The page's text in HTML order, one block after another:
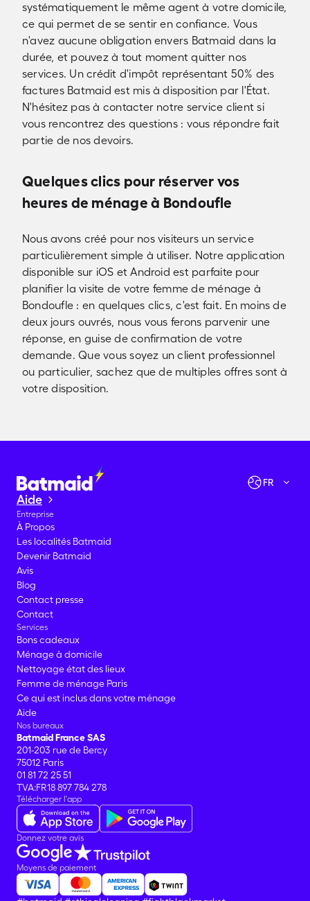
systématiquement le même agent à votre domicile,
ce qui permet de se sentir en confiance. Vous
n'avez aucune obligation envers Batmaid dans la
durée, et pouvez à tout moment quitter nos
services. Un crédit d'impôt représentant 50% des
factures Batmaid est mis à disposition par l'État.
N'hésitez pas à contacter notre service client si
vous rencontrez des questions : vous répondre fait
partie de nos devoirs.
Quelques clics pour réserver vos
heures de ménage à Bondoufle
Nous avons créé pour nos visiteurs un service
particulièrement simple à utiliser. Notre application
disponible sur iOS et Android est parfaite pour
planifier la visite de votre femme de ménage à
Bondoufle : en quelques clics, c'est fait. En moins de
deux jours ouvrés, nous vous ferons parvenir une
réponse, en guise de confirmation de votre
demande. Que vous soyez un client professionnel
ou particulier, sachez que de multiples offres sont à
votre disposition.
FR
Aide
Entreprise
À Propos
Les localités Batmaid
Devenir Batmaid
Avis
Blog
Contact presse
Contact
Services
Bons cadeaux
Ménage à domicile
Nettoyage état des lieux
Femme de ménage Paris
Ce qui est inclus dans votre ménage
Aide
Nos bureaux
Batmaid France SAS
201-203 rue de Bercy
75012 Paris
01 81 72 25 51
TVA:FR18 897 784 278
Télécharger l'app
Donnez votre avis
Moyens de paiement